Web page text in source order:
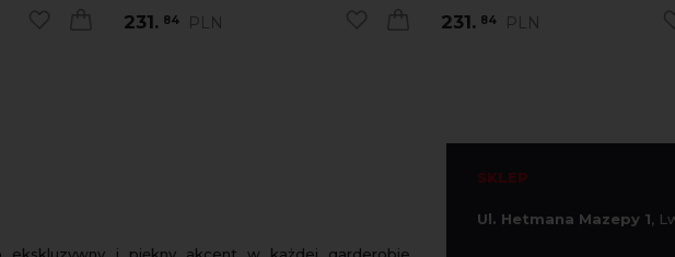
231. 84 PLN 231. 84 PLN
ekskluzywny i piękny akcent w każdej garderobie.
SKLEP
Ul. Hetmana Mazepy 1,